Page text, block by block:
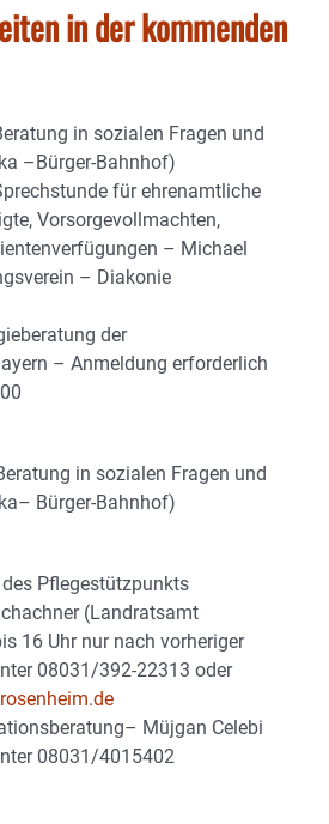
in der kommenden
in sozialen Fragen und
–Bürger-Bahnhof)
für ehrenamtliche
Vorsorgevollmachten,
– Michael
– Diakonie
der
– Anmeldung erforderlich
in sozialen Fragen und
Bürger-Bahnhof)
Pflegestützpunkts
(Landratsamt
16 Uhr nur nach vorheriger
08031/392-22313 oder
Müjgan Celebi
08031/4015402